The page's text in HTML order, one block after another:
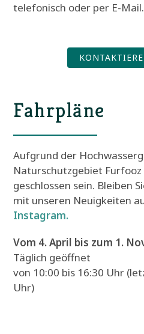
telefonisch oder per E-Mail.
Fahrpläne
Aufgrund der
Naturschutzgebiet
geschlossen sein. Bleiben
mit unseren Neuigkeiten
Instagram.
Vom 4. April bis zum 1.
Täglich geöffnet
von 10:00 bis 16:30 Uhr
Uhr)